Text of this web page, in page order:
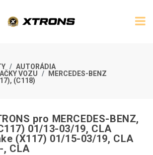
AUTORÁDIA
VOZU
MERCEDES-BENZ
(C118)
pro MERCEDES-BENZ,
01/13-03/19, CLA
(X117) 01/15-03/19, CLA
, CLA